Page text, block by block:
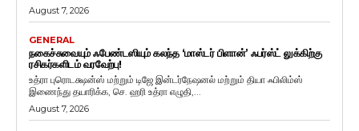
August 7, 2026
GENERAL
நகைச்சுவையும் ஃபேண்டஸியும் கலந்த ‘மாஸ்டர் பிளான்’ ஃபர்ஸ்ட் லுக்கிற்கு
ரசிகர்களிடம் வரவேற்பு!
உத்ரா புரொடக்ஷன்ஸ் மற்றும் டிஜே இன்டர்நேஷனல் மற்றும் தியா ஃபிலிம்ஸ்
இணைந்து தயாரிக்க, செ. ஹரி உத்ரா எழுதி,...
August 7, 2026